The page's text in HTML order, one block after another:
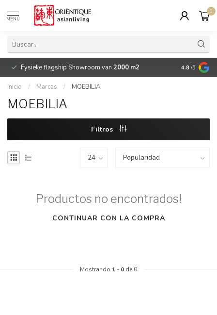
MENÚ
0
Fysieke flagship Showroom van 2000 m2 Betaalbare
4.8 /5
Inicio / Marcas / MOEBILIA
MOEBILIA
Filtros
Productos no encontrados!
CONTINUAR CON LA COMPRA
Mostrando 1 - 0 de 0